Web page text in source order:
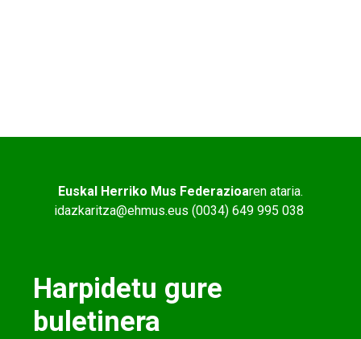
Euskal Herriko Mus Federazioaren ataria.
idazkaritza@ehmus.eus (0034) 649 995 038
Harpidetu gure
buletinera